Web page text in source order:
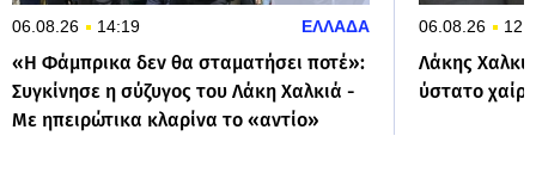
06.08.26 14:19 ΕΛΛΑΔΑ
«Η Φάμπρικα δεν θα σταματήσει ποτέ»:
Συγκίνησε η σύζυγος του Λάκη Χαλκιά -
Με ηπειρώτικα κλαρίνα το «αντίο»
06.08.26
Λάκης
ύστατο